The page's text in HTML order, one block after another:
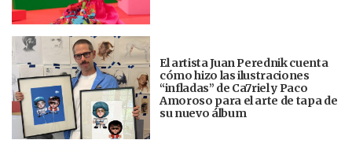
El artista Juan Perednik cuenta
cómo hizo las ilustraciones
“infladas” de Ca7riel y Paco
Amoroso para el arte de tapa de
su nuevo álbum